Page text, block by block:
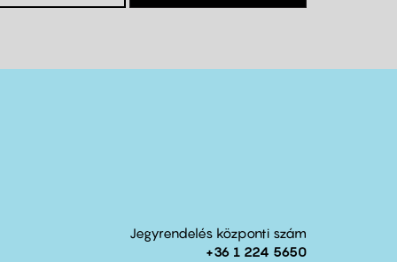
Jegyrendelés központi szám
+36 1 224 5650